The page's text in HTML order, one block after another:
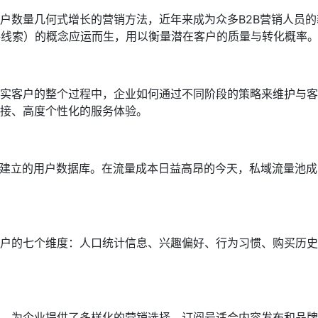
数量几何式增长的营销方法，近年来成为众多B2B营销人员
）的概念应运而生，用以衡量潜在客户的质量与转化概率。
客户的整个过程中，企业如何通过不同阶段的策略来维护与
、高度个性化的服务体验。
的用户数据库。在流量成本日益高昂的今天，私域流量池
的七个维度：人口统计信息、兴趣偏好、行为习惯、购买历